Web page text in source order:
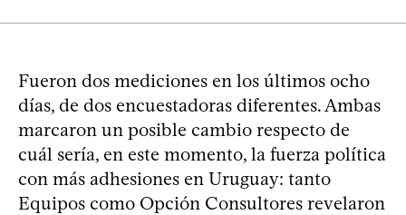
Fueron dos mediciones en los últimos ocho
días, de dos encuestadoras diferentes. Ambas
marcaron un posible cambio respecto de
cuál sería, en este momento, la fuerza política
con más adhesiones en Uruguay: tanto
Equipos como Opción Consultores revelaron